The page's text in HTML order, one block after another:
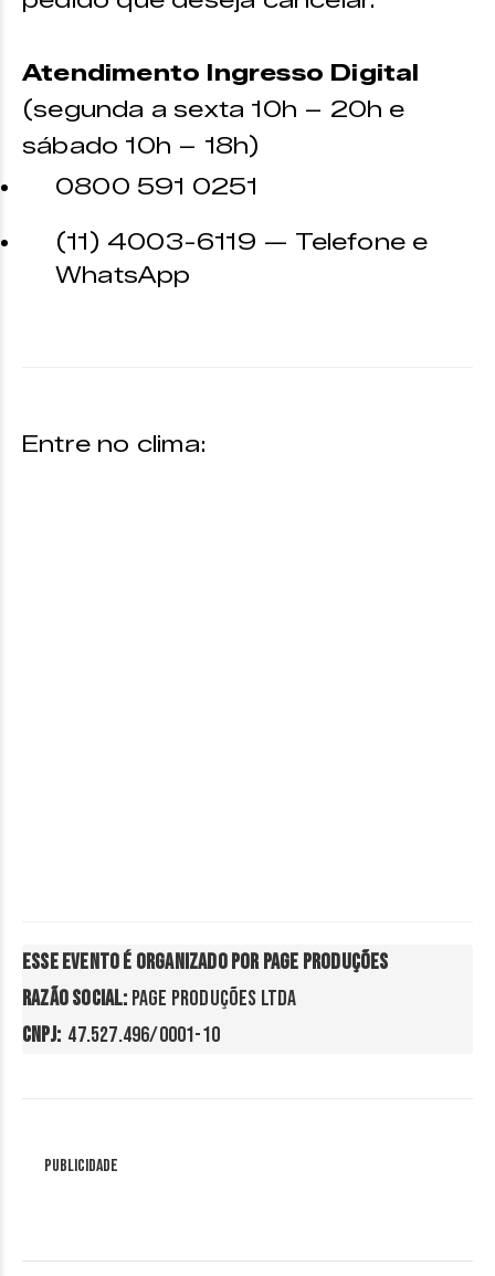
Atendimento Ingresso Digital
(segunda a sexta 10h – 20h e
sábado 10h – 18h)
0800 591 0251
(11) 4003-6119 — Telefone e
WhatsApp
Entre no clima:
Esse evento é organizado por Page Produções
Razão Social:
CNPJ: 47.527.496/0001-10
Publicidade